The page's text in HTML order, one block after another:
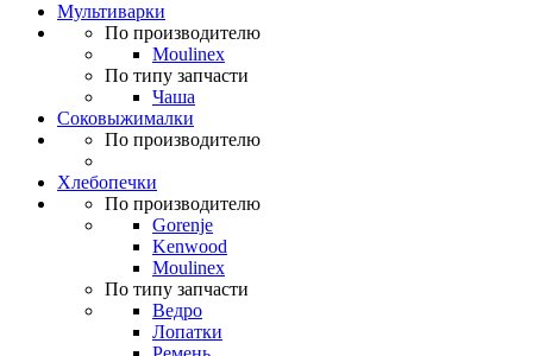
Мультиварки
По производителю
Moulinex
По типу запчасти
Чаша
Соковыжималки
По производителю
Хлебопечки
По производителю
Gorenje
Kenwood
Moulinex
По типу запчасти
Ведро
Лопатки